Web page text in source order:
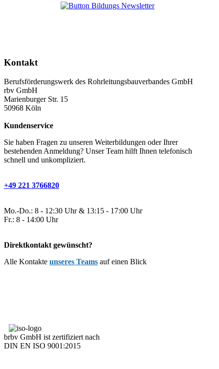
Kontakt
Berufsförderungswerk des Rohrleitungsbauverbandes GmbH
rbv GmbH
Marienburger Str. 15
50968 Köln
Kundenservice
Sie haben Fragen zu unseren Weiterbildungen oder Ihrer
bestehenden Anmeldung? Unser Team hilft Ihnen telefonisch
schnell und unkompliziert.
+49 221 3766820
Mo.-Do.: 8 - 12:30 Uhr & 13:15 - 17:00 Uhr
Fr.: 8 - 14:00 Uhr
Direktkontakt gewünscht?
Alle Kontakte unseres Teams auf einen Blick
brbv GmbH ist zertifiziert nach
DIN EN ISO 9001:2015